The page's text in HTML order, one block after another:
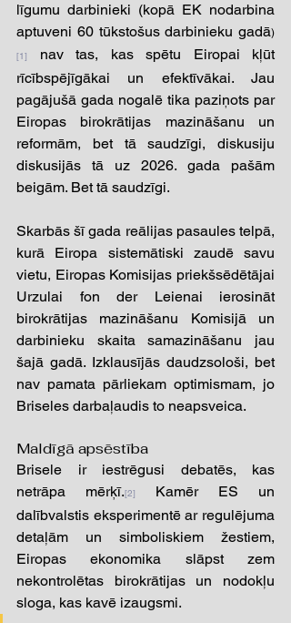
līgumu darbinieki (kopā EK nodarbina
aptuveni 60 tūkstošus darbinieku gadā)
[1]
nav tas, kas spētu Eiropai kļūt
rīcībspējīgākai un efektīvākai. Jau
pagājušā gada nogalē tika paziņots par
Eiropas birokrātijas mazināšanu un
reformām, bet tā saudzīgi, diskusiju
diskusijās tā uz 2026. gada pašām
beigām. Bet tā saudzīgi.
Skarbās šī gada reālijas pasaules telpā,
kurā Eiropa sistemātiski zaudē savu
vietu, Eiropas Komisijas priekšsēdētājai
Urzulai fon der Leienai ierosināt
birokrātijas mazināšanu Komisijā un
darbinieku skaita samazināšanu jau
šajā gadā. Izklausījās daudzsološi, bet
nav pamata pārliekam optimismam, jo
Briseles darbaļaudis to neapsveica.
Maldīgā apsēstība
Brisele ir iestrēgusi debatēs, kas
netrāpa mērķī.[2]
Kamēr ES un
dalībvalstis eksperimentē ar regulējuma
detaļām un simboliskiem žestiem,
Eiropas ekonomika slāpst zem
nekontrolētas birokrātijas un nodokļu
sloga, kas kavē izaugsmi.